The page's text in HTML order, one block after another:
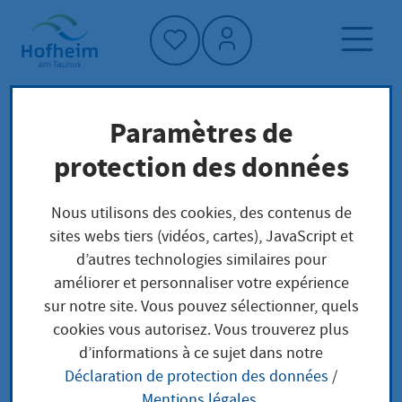
Accueil"
Page d'accueil
Trouver un service
Structure administrative
Hessisches Landesamt für Naturschutz,
Umwelt und Geologie
Hessisches Landesamt
für Naturschutz,
Paramètres de
protection des données
Nous utilisons des cookies, des contenus de
sites webs tiers (vidéos, cartes), JavaScript et
d’autres technologies similaires pour
améliorer et personnaliser votre expérience
sur notre site. Vous pouvez sélectionner, quels
cookies vous autorisez. Vous trouverez plus
d’informations à ce sujet dans notre
Déclaration de protection des données /